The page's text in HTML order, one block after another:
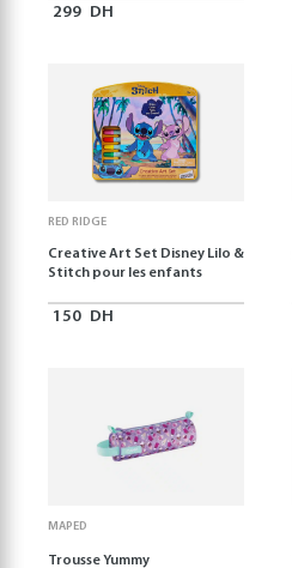
299 DH
RED RIDGE
Creative Art Set Disney Lilo &
Stitch pour les enfants
150 DH
MAPED
Trousse Yummy